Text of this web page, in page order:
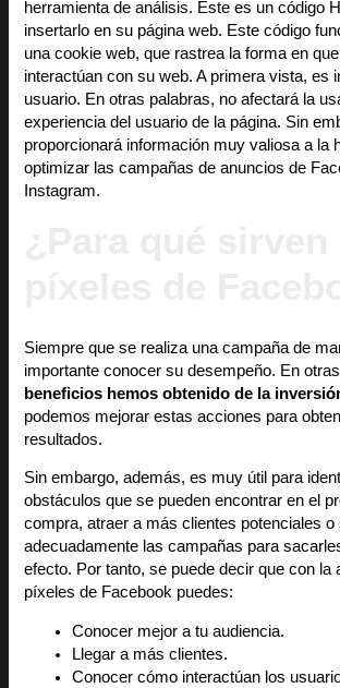
herramienta de análisis. Este es un código
insertarlo en su página web. Este código
una cookie web, que rastrea la forma en
interactúan con su web. A primera vista, es
usuario. En otras palabras, no afectará la
experiencia del usuario de la página. Sin
proporcionará información muy valiosa a la
optimizar las campañas de anuncios de
Instagram.
Siempre que se realiza una campaña de
importante conocer su desempeño. En
beneficios hemos obtenido de la
podemos mejorar estas acciones para
resultados.
Sin embargo, además, es muy útil para
obstáculos que se pueden encontrar en el
compra, atraer a más clientes potenciales o
adecuadamente las campañas para
efecto. Por tanto, se puede decir que con la
píxeles de Facebook puedes:
Conocer mejor a tu audiencia.
Llegar a más clientes.
Conocer cómo interactúan los